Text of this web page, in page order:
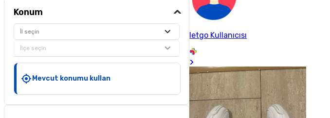
Konum
İl seçin
İlçe seçin
Mevcut konumu kullan
letgo Kullanıcısı